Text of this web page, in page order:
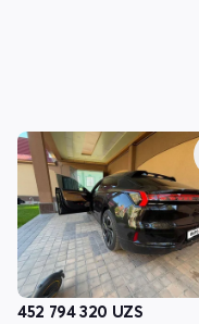
452 794 320 UZS